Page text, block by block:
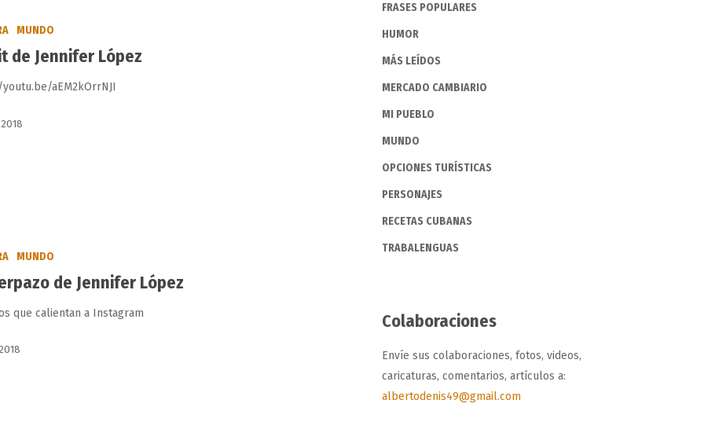
MUNDO
de Jennifer López
aEM2kOrrNJI
2018
MUNDO
de Jennifer López
que calientan a Instagram
FRASES POPULARES
HUMOR
MÁS LEÍDOS
MERCADO CAMBIARIO
MI PUEBLO
MUNDO
OPCIONES TURÍSTICAS
PERSONAJES
RECETAS CUBANAS
TRABALENGUAS
Colaboraciones
Envíe sus colaboraciones, fotos, videos,
caricaturas, comentarios, artículos a:
albertodenis49@gmail.com